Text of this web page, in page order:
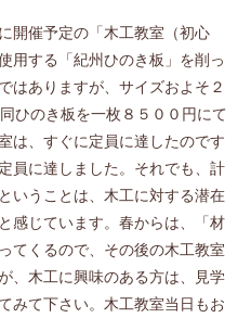
開催予定の「木工教室（初心
用する「紀州ひのき板」を削っ
はありますが、サイズおよそ２
ひのき板を一枚８５００円にて
は、すぐに定員に達したのです
員に達しました。それでも、計
いうことは、木工に対する潜在
感じています。春からは、「材
てくるので、その後の木工教室
、木工に興味のある方は、見学
みて下さい。木工教室当日もお